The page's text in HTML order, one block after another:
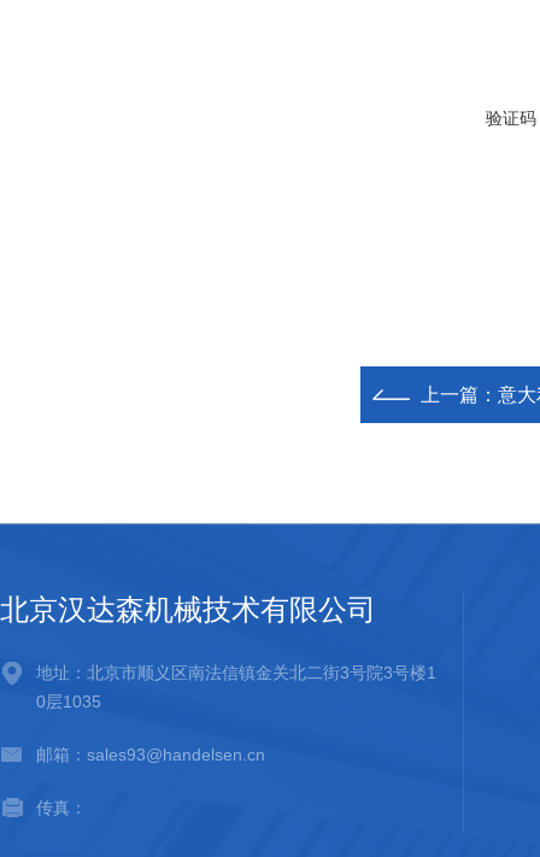
验证码
上一篇： 意
北京汉达森机械技术有限公司
地址：北京市顺义区南法信镇金关北二街3号院3号楼1
0层1035
邮箱：sales93@handelsen.cn
传真：